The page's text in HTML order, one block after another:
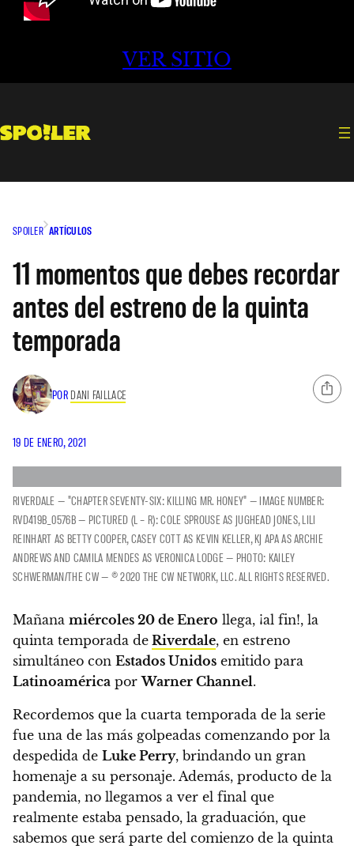
VER SITIO
SPOILER ARTÍCULOS
11 momentos que debes recordar
antes del estreno de la quinta
temporada
POR DANI FAILLACE
19 DE ENERO, 2021
RIVERDALE — "CHAPTER SEVENTY-SIX: KILLING MR. HONEY" — IMAGE NUMBER:
RVD419B_0576B — PICTURED (L – R): COLE SPROUSE AS JUGHEAD JONES, LILI
REINHART AS BETTY COOPER, CASEY COTT AS KEVIN KELLER, KJ APA AS ARCHIE
ANDREWS AND CAMILA MENDES AS VERONICA LODGE — PHOTO: KAILEY
SCHWERMAN/THE CW — © 2020 THE CW NETWORK, LLC. ALL RIGHTS RESERVED.
Mañana miércoles 20 de Enero llega, ¡al fin!, la
quinta temporada de Riverdale, en estreno
simultáneo con Estados Unidos emitido para
Latinoamérica porWarner Channel.
Recordemos que la cuarta temporada de la serie
fue una de las más golpeadas comenzando por la
despedida de Luke Perry, brindando un gran
homenaje a su personaje. Además, producto de la
pandemia, no llegamos a ver el final que
realmente estaba pensado, la graduación, que
sabemos que será parte del comienzo de la quinta